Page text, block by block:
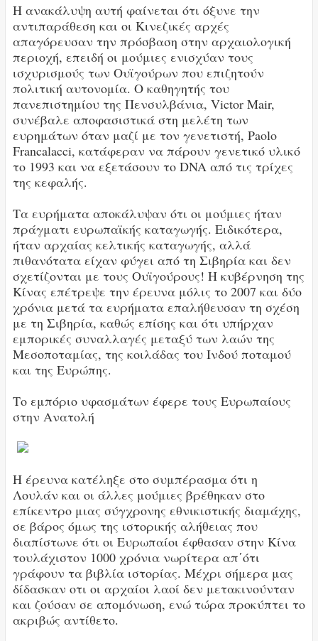
Η ανακάλυψη αυτή φαίνεται ότι όξυνε την
αντιπαράθεση και οι Κινεζικές αρχές
απαγόρευσαν την πρόσβαση στην αρχαιολογική
περιοχή, επειδή οι μούμιες ενισχύαν τους
ισχυρισμούς των Ουϊγούρων που επιζητούν
πολιτική αυτονομία. Ο καθηγητής του
πανεπιστημίου της Πενσυλβάνια, Victor Mair,
συνέβαλε αποφασιστικά στη μελέτη των
ευρημάτων όταν μαζί με τον γενετιστή, Paolo
Francalacci, κατάφεραν να πάρουν γενετικό υλικό
το 1993 και να εξετάσουν το DNA από τις τρίχες
της κεφαλής.
Τα ευρήματα αποκάλυψαν ότι οι μούμιες ήταν
πράγματι ευρωπαϊκής καταγωγής. Ειδικότερα,
ήταν αρχαίας κελτικής καταγωγής, αλλά
πιθανότατα είχαν φύγει από τη Σιβηρία και δεν
σχετίζονται με τους Ουϊγούρους! Η κυβέρνηση της
Κίνας επέτρεψε την έρευνα μόλις το 2007 και δύο
χρόνια μετά τα ευρήματα επαλήθευσαν τη σχέση
με τη Σιβηρία, καθώς επίσης και ότι υπήρχαν
εμπορικές συναλλαγές μεταξύ των λαών της
Μεσοποταμίας, της κοιλάδας του Ινδού ποταμού
και της Ευρώπης.
Το εμπόριο υφασμάτων έφερε τους Ευρωπαίους
στην Ανατολή
Η έρευνα κατέληξε στο συμπέρασμα ότι η
Λουλάν και οι άλλες μούμιες βρέθηκαν στο
επίκεντρο μιας σύγχρονης εθνικιστικής διαμάχης,
σε βάρος όμως της ιστορικής αλήθειας που
διαπίστωνε ότι οι Ευρωπαίοι έφθασαν στην Κίνα
τουλάχιστον 1000 χρόνια νωρίτερα απ΄ότι
γράφουν τα βιβλία ιστορίας. Μέχρι σήμερα μας
δίδασκαν οτι οι αρχαίοι λαοί δεν μετακινούνταν
και ζούσαν σε απομόνωση, ενώ τώρα προκύπτει το
ακριβώς αντίθετο.